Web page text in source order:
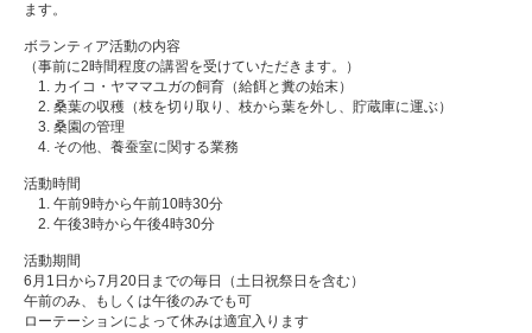
ます。
ボランティア活動の内容
（事前に2時間程度の講習を受けていただきます。）
1. カイコ・ヤママユガの飼育（給餌と糞の始末）
2. 桑葉の収穫（枝を切り取り、枝から葉を外し、貯蔵庫に運ぶ）
3. 桑園の管理
4. その他、養蚕室に関する業務
活動時間
1. 午前9時から午前10時30分
2. 午後3時から午後4時30分
活動期間
6月1日から7月20日までの毎日（土日祝祭日を含む）
午前のみ、もしくは午後のみでも可
ローテーションによって休みは適宜入ります